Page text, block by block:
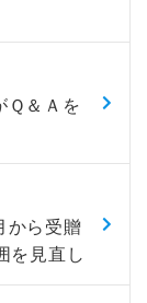
Ｑ＆Ａを
から受贈
を見直し